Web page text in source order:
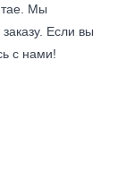
Мы
Если вы
с нами!